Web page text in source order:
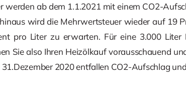
werden ab dem 1.1.2021 mit einem CO2-
wird die Mehrwertsteuer wieder auf 19
pro Liter zu erwarten. Für eine 3.000
Sie also Ihren Heizölkauf vorausschauend
31.Dezember 2020 entfallen CO2-Aufschlag